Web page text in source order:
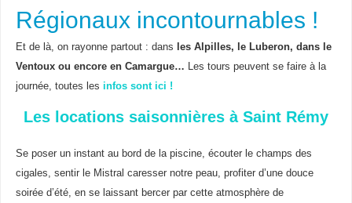
Régionaux incontournables !
Et de là, on rayonne partout : dans les Alpilles, le Luberon, dans le
Ventoux ou encore en Camargue… Les tours peuvent se faire à la
journée, toutes les infos sont ici !
Les locations saisonnières à Saint Rémy
Se poser un instant au bord de la piscine, écouter le champs des
cigales, sentir le Mistral caresser notre peau, profiter d’une douce
soirée d’été, en se laissant bercer par cette atmosphère de